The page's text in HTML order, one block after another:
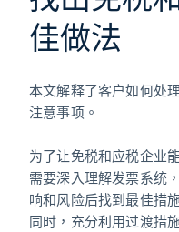
佳做法
本文解释了客户如何处
注意事项。
为了让免税和应税企业
需要深入理解发票系统
响和风险后找到最佳措
同时，充分利用过渡措
爱尔兰
English
English
奥地利
DeutschEnglish
澳大利亚
English